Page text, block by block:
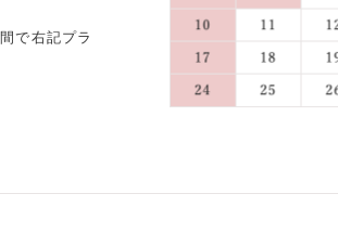
で右記プラ